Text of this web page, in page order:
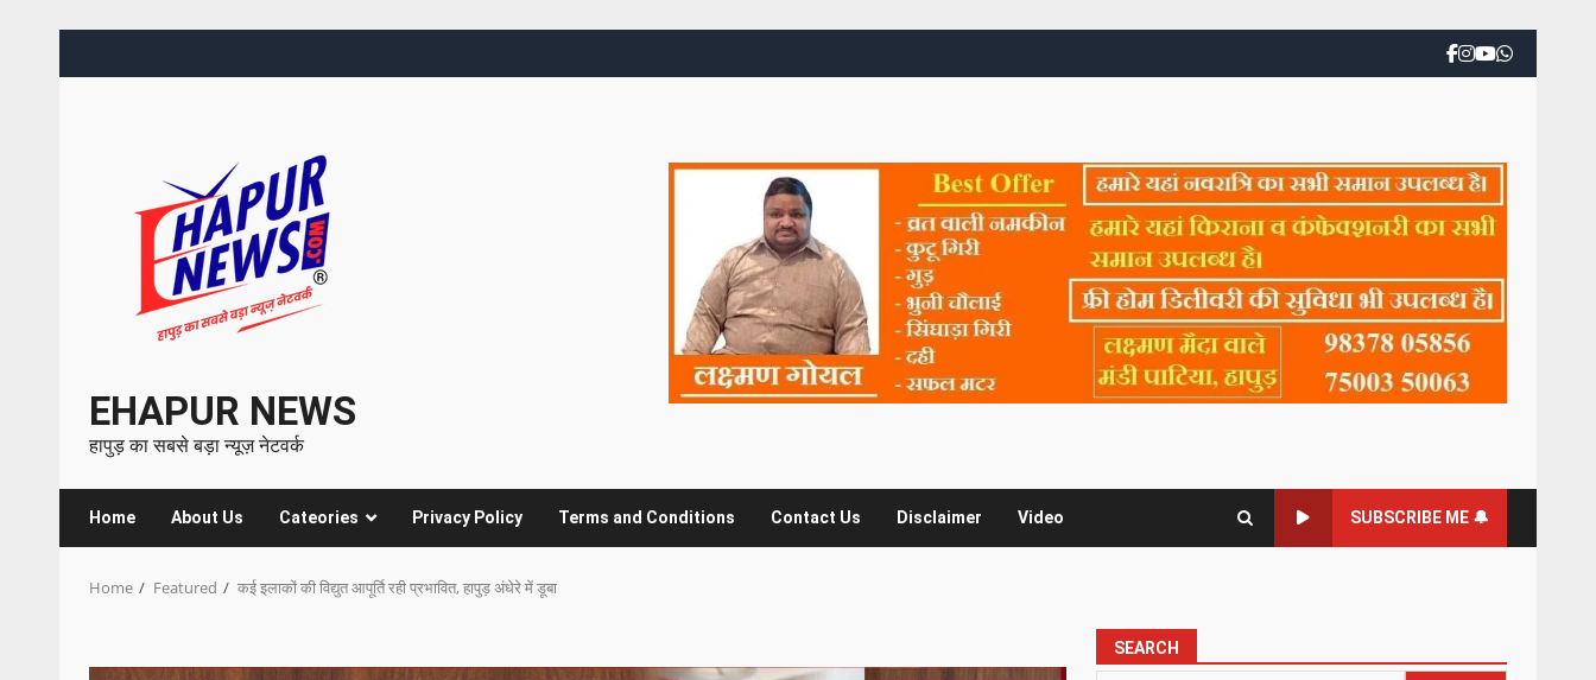
EHAPUR NEWS
हापुड़ का सबसे बड़ा न्यूज़ नेटवर्क
Home About Us Cateories Privacy Policy Terms and Conditions Contact Us Disclaimer Video SUBSCRIBE ME 🔔
Home Featured कई इलाकों की विद्युत आपूर्ति रही प्रभावित, हापुड़ अंधेरे में डूबा
SEARCH